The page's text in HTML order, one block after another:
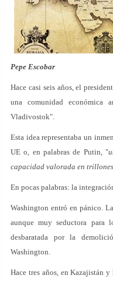
Pepe Escobar
Hace casi seis años, el
una comunidad económica
Vladivostok".
Esta idea representaba un
UE o, en palabras de Putin, "
capacidad valorada en
En pocas palabras: la
Washington entró en pánico.
aunque muy seductora para
desbaratada por la
Washington.
Hace tres años, en Kazajistán